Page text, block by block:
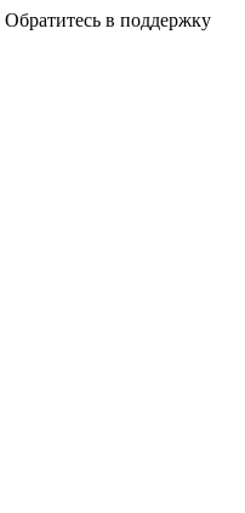
в поддержку